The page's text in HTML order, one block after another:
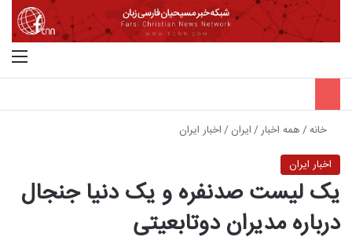
خانه/همه اخبار/ایران /اخبار ایران
اخبار ایران
یک لیست صدنفره و یک دنیا جنجال
درباره مدیران دوتابعیتی